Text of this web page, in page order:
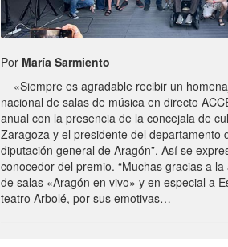
Por María Sarmiento
«Siempre es agradable recibir un
nacional de salas de música en directo
anual con la presencia de la concejala de
Zaragoza y el presidente del departamento
diputación general de Aragón”. Así se
conocedor del premio. “Muchas gracias a
de salas «Aragón en vivo» y en especial a
teatro Arbolé, por sus emotivas…